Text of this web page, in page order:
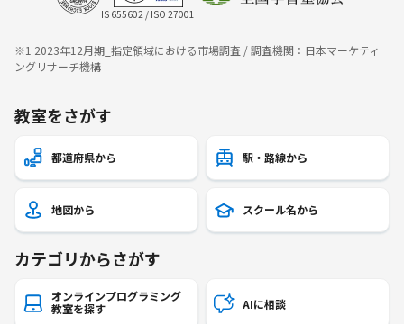
IS 655602 / ISO 27001
※1 2023年12月期_指定領域における市場調査 / 調査機関：日本マーケティ
ングリサーチ機構
教室をさがす
都道府県から 駅・路線から
地図から スクール名から
カテゴリからさがす
オンラインプログラミング
教室を探す
AIに相談